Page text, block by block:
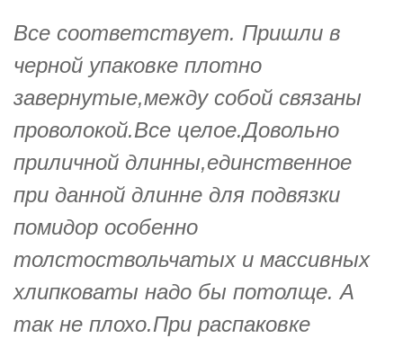
Все соответствует. Пришли в
черной упаковке плотно
завернутые,между собой связаны
проволокой.Все целое.Довольно
приличной длинны,единственное
при данной длинне для подвязки
помидор особенно
толстоствольчатых и массивных
хлипковаты надо бы потолще. А
так не плохо.При распаковке